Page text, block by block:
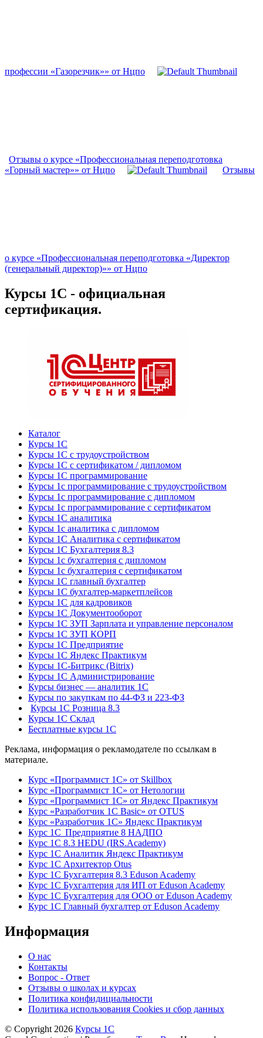
профессии «Газорезчик»» от Нцпо
Отзывы о курсе «Профессиональная переподготовка
«Горный мастер»» от Нцпо
Отзывы
о курсе «Профессиональная переподготовка «Директор
(генеральный директор)»» от Нцпо
Курсы 1С - официальная
сертификация.
Каталог
Курсы 1С
Курсы 1С с трудоустройством
Курсы 1С с сертификатом / дипломом
Курсы 1С программирование
Курсы 1с программирование с трудоустройством
Курсы 1с программирование с дипломом
Курсы 1с программирование с сертификатом
Курсы 1С аналитика
Курсы 1с аналитика с дипломом
Курсы 1С Аналитика с сертификатом
Курсы 1С Бухгалтерия 8.3
Курсы 1с бухгалтерия с дипломом
Курсы 1с бухгалтерия с сертификатом
Курсы 1С главный бухгалтер
Курсы 1С бухгалтер-маркетплейсов
Курсы 1С для кадровиков
Курсы 1С Документооборот
Курсы 1С ЗУП Зарплата и управление персоналом
Курсы 1С ЗУП КОРП
Курсы 1С Предприятие
Курсы 1С Яндекс Практикум
Курсы 1С-Битрикс (Bitrix)
Курсы 1С Администрирование
Курсы бизнес — аналитик 1С
Курсы по закупкам по 44‑ФЗ и 223‑ФЗ
Курсы 1С Розница 8.3
Курсы 1С Склад
Бесплатные курсы 1С
Реклама, информация о рекламодателе по ссылкам в
материале.
Курс «Программист 1С» от Skillbox
Курс «Программист 1С» от Нетологии
Курс «Программист 1С» от Яндекс Практикум
Курс «Разработчик 1С Basic» от OTUS
Курс «Разработчик 1С» Яндекс Практикум
Курс 1С Предприятие 8 НАДПО
Курс 1С 8.3 HEDU (IRS.Academy)
Курс 1С Аналитик Яндекс Практикум
Курс 1С Архитектор Otus
Курс 1С Бухгалтерия 8.3 Eduson Academy
Курс 1С Бухгалтерия для ИП от Eduson Academy
Курс 1С Бухгалтерия для ООО от Eduson Academy
Курс 1С Главный бухгалтер от Eduson Academy
Информация
О нас
Контакты
Вопрос - Ответ
Отзывы о школах и курсах
Политика конфидициальности
Политика использования Cookies и сбор данных
© Copyright 2026 Курсы 1С